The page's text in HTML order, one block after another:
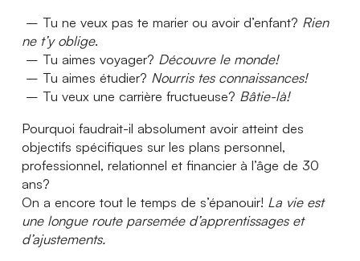
– Tu ne veux pas te marier ou avoir d’enfant? Rien
ne t’y oblige.
– Tu aimes voyager? Découvre le monde!
– Tu aimes étudier? Nourris tes connaissances!
– Tu veux une carrière fructueuse? Bâtie-là!
Pourquoi faudrait-il absolument avoir atteint des
objectifs spécifiques sur les plans personnel,
professionnel, relationnel et financier à l’âge de 30
ans?
On a encore tout le temps de s’épanouir! La vie est
une longue route parsemée d’apprentissages et
d’ajustements.